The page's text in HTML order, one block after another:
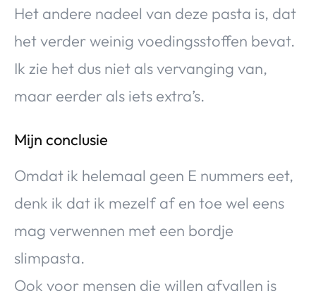
Het andere nadeel van deze pasta is, dat
het verder weinig voedingsstoffen bevat.
Ik zie het dus niet als vervanging van,
maar eerder als iets extra’s.
Mijn conclusie
Omdat ik helemaal geen E nummers eet,
denk ik dat ik mezelf af en toe wel eens
mag verwennen met een bordje
slimpasta.
Ook voor mensen die willen afvallen is